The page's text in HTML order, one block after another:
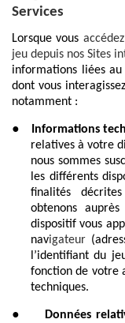
Services
Lorsque vous
jeu depuis nos Sites
informations liées
dont vous
notamment :
● Informations
relatives à votre
nous sommes
les différents
finalités décrites
obtenons
dispositif vous
navigateur
l’identifiant du
fonction de votre
techniques.
● Données